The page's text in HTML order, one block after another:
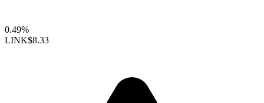
0.49%
LINK$8.33